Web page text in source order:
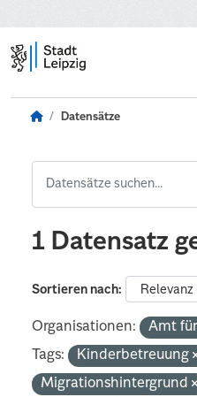
Datensätze
1 Datensatz
Sortieren nach
Organisationen:
Amt
Tags:
Kinderbetreuung
Migrationshintergrund